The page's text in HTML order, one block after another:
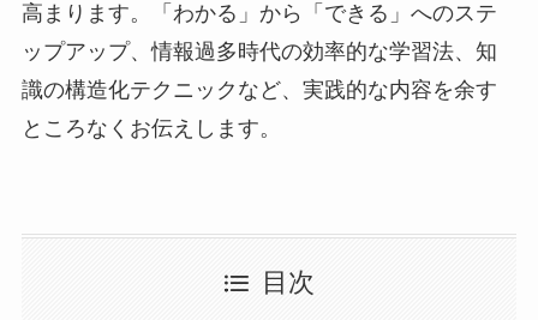
高まります。「わかる」から「できる」へのステ
ップアップ、情報過多時代の効率的な学習法、知
識の構造化テクニックなど、実践的な内容を余す
ところなくお伝えします。
目次